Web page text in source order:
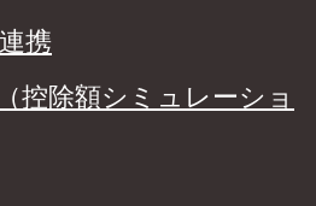
携
控除額シミュレーショ